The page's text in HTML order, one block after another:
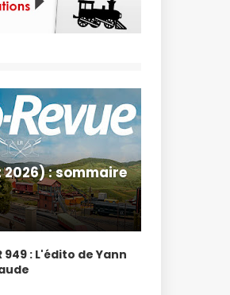
2026) : sommaire
949 : L'édito de Yann